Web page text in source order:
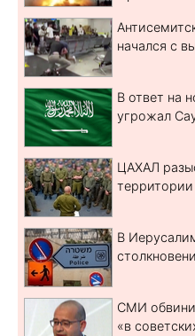
начался с
В ответ на
угрожал
ЦАХАЛ
В
СМИ
«в